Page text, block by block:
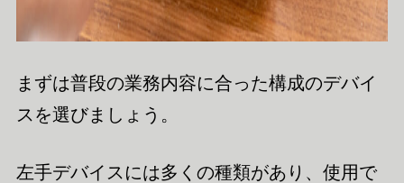
まずは普段の業務内容に合った構成のデバイ
スを選びましょう。
左手デバイスには多くの種類があり、使用で